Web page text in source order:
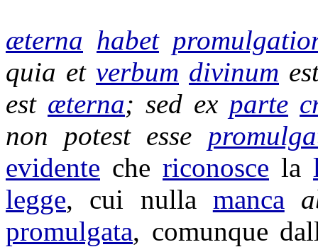
æterna habet
quia etverbum divinum
est æterna; sed ex parte
non potest esse
evidente chericonosce la
legge, cui nulla manca
promulgata, comunque